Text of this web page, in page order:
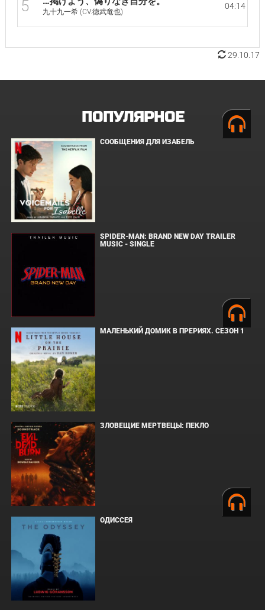
5 九十九一希 (CV.徳武竜也)
04:14
29.10.17
ПОПУЛЯРНОЕ
СООБЩЕНИЯ ДЛЯ ИЗАБЕЛЬ
SPIDER-MAN: BRAND NEW DAY TRAILER
MUSIC - SINGLE
МАЛЕНЬКИЙ ДОМИК В ПРЕРИЯХ. СЕЗОН 1
ЗЛОВЕЩИЕ МЕРТВЕЦЫ: ПЕКЛО
ОДИССЕЯ